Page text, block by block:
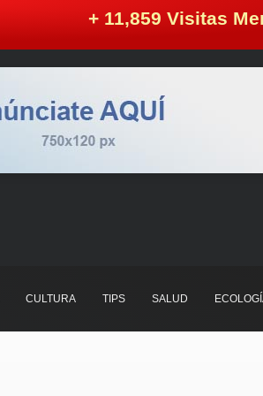
+ 11,859 Visitas
CULTURA TIPS SALUD